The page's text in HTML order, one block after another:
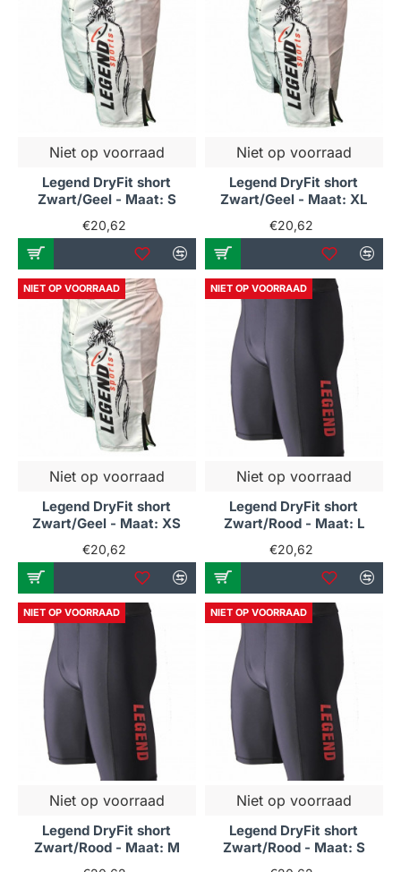
Niet op voorraad
Legend DryFit short
Zwart/Geel - Maat: S
€20,62
Niet op voorraad
Legend DryFit short
Zwart/Geel - Maat: XL
€20,62
NIET OP VOORRAAD
Niet op voorraad
Legend DryFit short
Zwart/Geel - Maat: XS
€20,62
NIET OP VOORRAAD
Niet op voorraad
Legend DryFit short
Zwart/Rood - Maat: L
€20,62
NIET OP VOORRAAD
Niet op voorraad
Legend DryFit short
Zwart/Rood - Maat: M
NIET OP VOORRAAD
Niet op voorraad
Legend DryFit short
Zwart/Rood - Maat: S